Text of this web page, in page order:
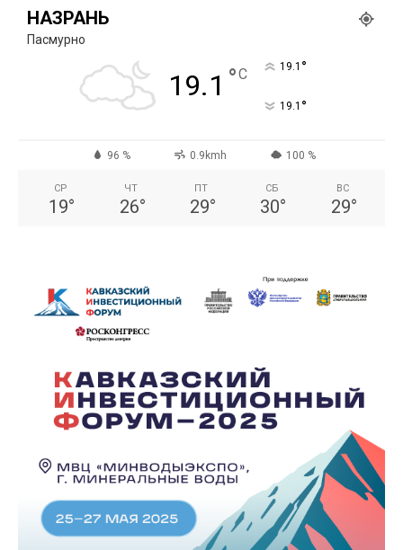
НАЗРАНЬ
Пасмурно
19.1 °C 19.1 °
19.1 °
96 % 0.9kmh 100 %
СР
19°
ЧТ
26°
ПТ
29°
СБ
30°
ВС
29°